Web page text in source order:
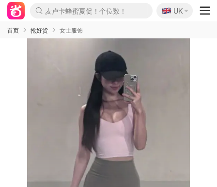
麦卢卡蜂蜜夏促！个位数！
Prada/Miu 4.8折！
啥？必胜客披萨5折！
🇬🇧
UK
首页 抢好货 女士服饰